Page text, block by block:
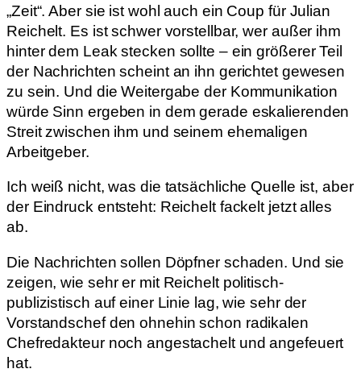
„Zeit“. Aber sie ist wohl auch ein Coup für Julian
Reichelt. Es ist schwer vorstellbar, wer außer ihm
hinter dem Leak stecken sollte – ein größerer Teil
der Nachrichten scheint an ihn gerichtet gewesen
zu sein. Und die Weitergabe der Kommunikation
würde Sinn ergeben in dem gerade eskalierenden
Streit zwischen ihm und seinem ehemaligen
Arbeitgeber.
Ich weiß nicht, was die tatsächliche Quelle ist, aber
der Eindruck entsteht: Reichelt fackelt jetzt alles
ab.
Die Nachrichten sollen Döpfner schaden. Und sie
zeigen, wie sehr er mit Reichelt politisch-
publizistisch auf einer Linie lag, wie sehr der
Vorstandschef den ohnehin schon radikalen
Chefredakteur noch angestachelt und angefeuert
hat.